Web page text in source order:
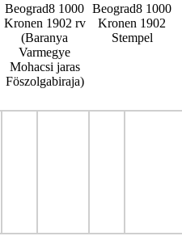
Beograd8 1000
Kronen 1902 rv
(Baranya
Varmegye
Mohacsi jaras
Föszolgabiraja)
Beograd8 1000
Kronen 1902
Stempel